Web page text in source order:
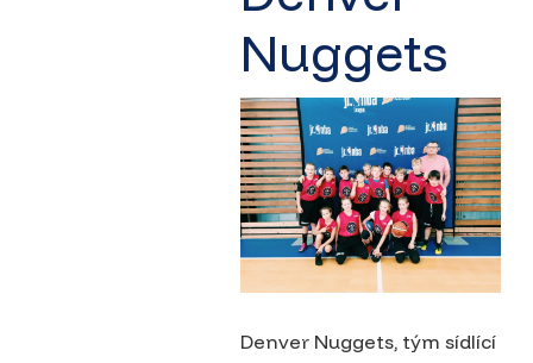
Nuggets
Denver Nuggets, tým sídlící